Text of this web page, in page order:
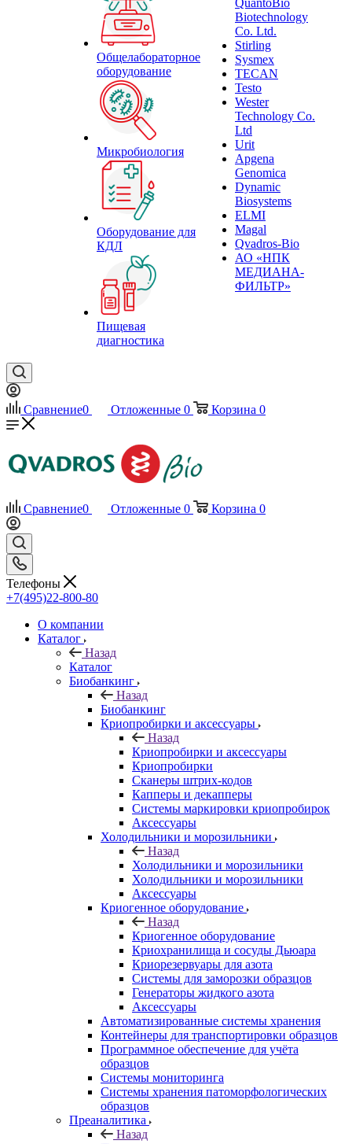
Общелабораторное
оборудование
Микробиология
Оборудование для
КДЛ
Пищевая
диагностика
QuantoBio
Biotechnology
Co. Ltd.
Stirling
Sysmex
TECAN
Testo
Wester
Technology Co.
Ltd
Urit
Apgena
Genomica
Dynamic
Biosystems
ELMI
Magal
Qvadros-Bio
АО «НПК
МЕДИАНА-
ФИЛЬТР»
Сравнение0 Отложенные 0 Корзина 0
Сравнение0 Отложенные 0 Корзина 0
Телефоны
+7(495)22-800-80
О компании
Каталог
Назад
Каталог
Биобанкинг
Назад
Биобанкинг
Криопробирки и аксессуары
Назад
Криопробирки и аксессуары
Криопробирки
Сканеры штрих-кодов
Капперы и декапперы
Системы маркировки криопробирок
Аксессуары
Холодильники и морозильники
Назад
Холодильники и морозильники
Холодильники и морозильники
Аксессуары
Криогенное оборудование
Назад
Криогенное оборудование
Криохранилища и сосуды Дьюара
Криорезервуары для азота
Системы для заморозки образцов
Генераторы жидкого азота
Аксессуары
Автоматизированные системы хранения
Контейнеры для транспортировки образцов
Программное обеспечение для учёта
образцов
Системы мониторинга
Системы хранения патоморфологических
образцов
Преаналитика
Назад